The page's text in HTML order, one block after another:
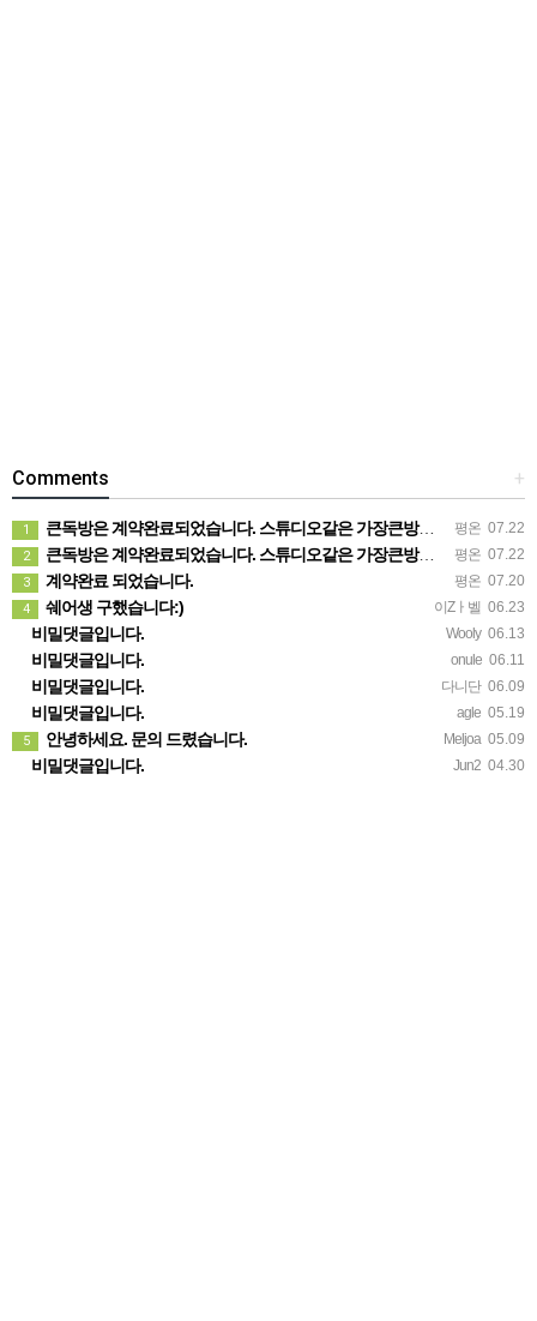
+
Comments
평온 07.22
1 큰독방은 계약완료되었습니다. 스튜디오같은 가장큰방을 2인동시 또는 혼자서 큰독방으로도 즉시입주 가능합니다.
평온 07.22
2 큰독방은 계약완료되었습니다. 스튜디오같은 가장큰방을 2인동시 또는 혼자서 큰독방으로도 즉시입주 가능합니다.
평온 07.20
3 계약완료 되었습니다.
이Zㅏ벨 06.23
4 쉐어생 구했습니다:)
Wooly 06.13
비밀댓글입니다.
onule 06.11
비밀댓글입니다.
다니단 06.09
비밀댓글입니다.
agle 05.19
비밀댓글입니다.
Meljoa 05.09
5 안녕하세요. 문의 드렸습니다.
Jun2 04.30
비밀댓글입니다.